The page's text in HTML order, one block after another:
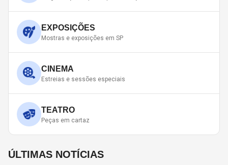
EXPOSIÇÕES
Mostras e exposições em SP
CINEMA
Estreias e sessões especiais
TEATRO
Peças em cartaz
ÚLTIMAS NOTÍCIAS